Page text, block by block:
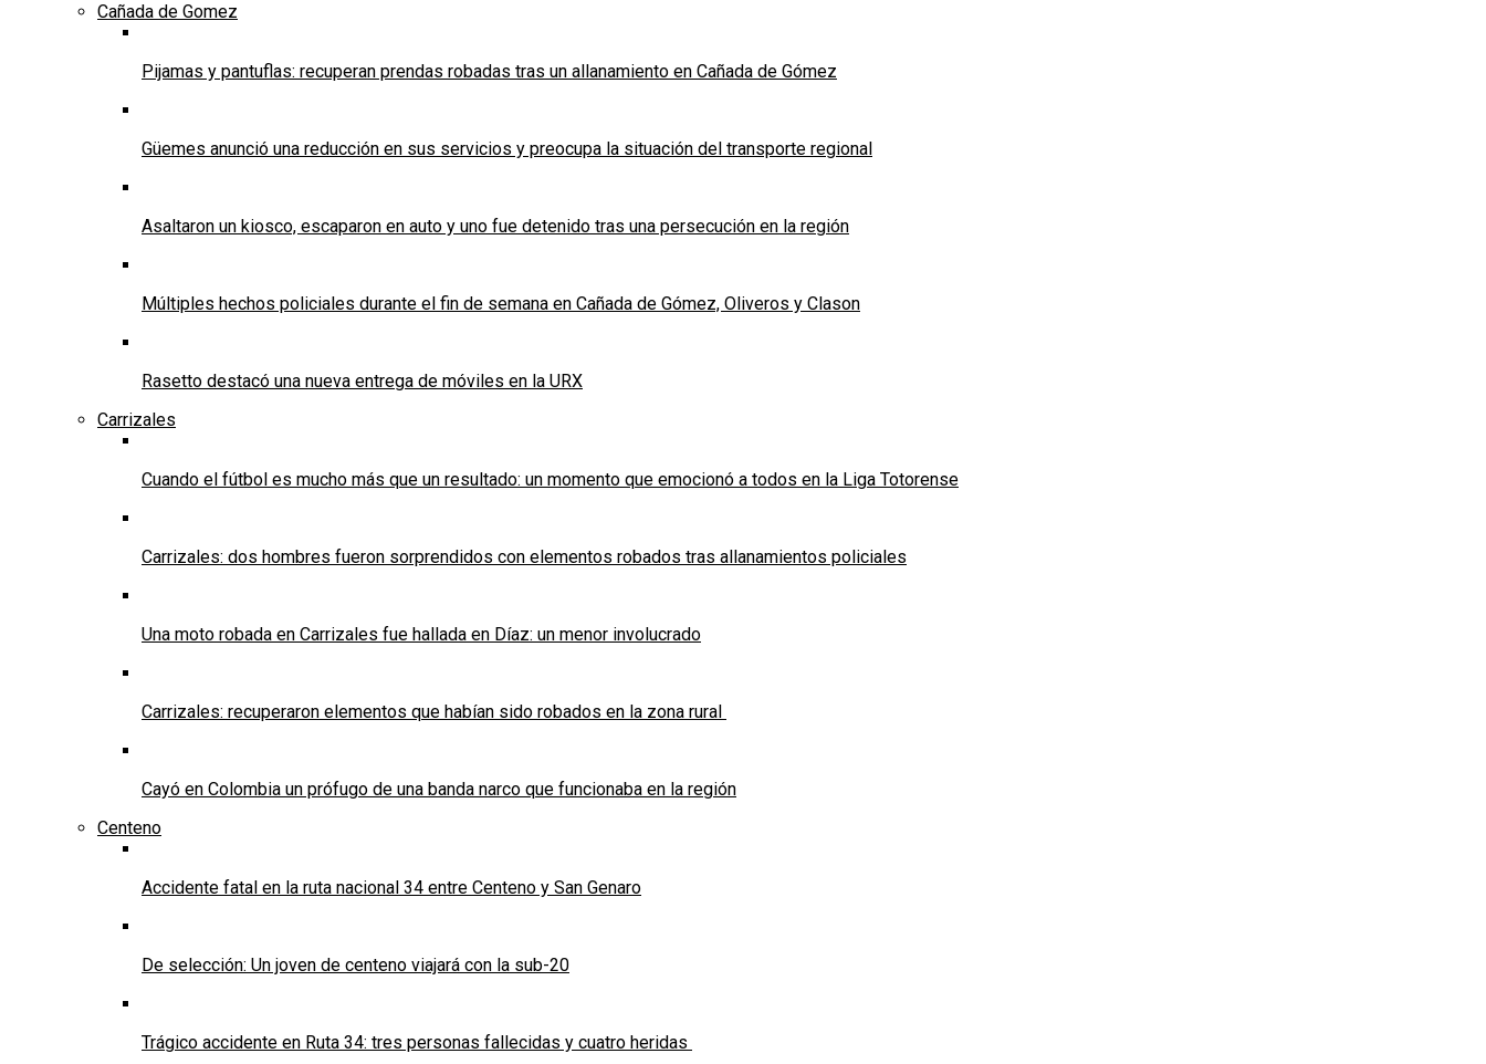
Cañada de Gomez
Pijamas y pantuflas: recuperan prendas robadas tras un allanamiento en Cañada de Gómez
Güemes anunció una reducción en sus servicios y preocupa la situación del transporte regional
Asaltaron un kiosco, escaparon en auto y uno fue detenido tras una persecución en la región
Múltiples hechos policiales durante el fin de semana en Cañada de Gómez, Oliveros y Clason
Rasetto destacó una nueva entrega de móviles en la URX
Carrizales
Cuando el fútbol es mucho más que un resultado: un momento que emocionó a todos en la Liga Totorense
Carrizales: dos hombres fueron sorprendidos con elementos robados tras allanamientos policiales
Una moto robada en Carrizales fue hallada en Díaz: un menor involucrado
Carrizales: recuperaron elementos que habían sido robados en la zona rural
Cayó en Colombia un prófugo de una banda narco que funcionaba en la región
Centeno
Accidente fatal en la ruta nacional 34 entre Centeno y San Genaro
De selección: Un joven de centeno viajará con la sub-20
Trágico accidente en Ruta 34: tres personas fallecidas y cuatro heridas